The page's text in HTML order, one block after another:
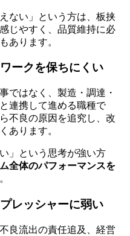
ない」という方は、板挟
じやすく、品質維持に必
あります。
ークを保ちにくい
ではなく、製造・調達・
連携して進める職種で
不良の原因を追究し、改
あります。
」という思考が強い方
全体のパフォーマンスを
レッシャーに弱い
良流出の責任追及、経営